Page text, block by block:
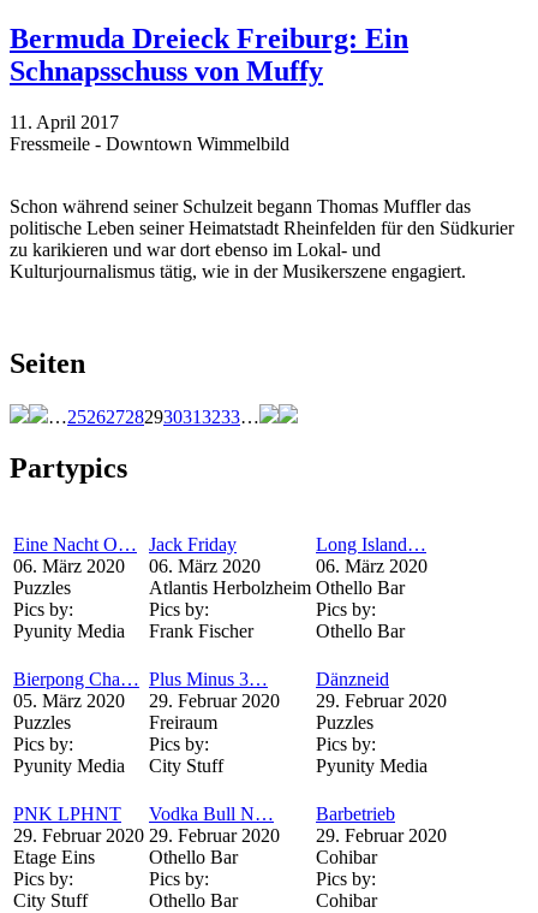
Bermuda Dreieck Freiburg: Ein
Schnapsschuss von Muffy
11. April 2017
Fressmeile - Downtown Wimmelbild
Schon während seiner Schulzeit begann Thomas Muffler das
politische Leben seiner Heimatstadt Rheinfelden für den Südkurier
zu karikieren und war dort ebenso im Lokal- und
Kulturjournalismus tätig, wie in der Musikerszene engagiert.
Seiten
…252627282930313233…
Partypics
Eine Nacht O…
06. März 2020
Puzzles
Pics by:
Pyunity Media
Jack Friday
06. März 2020
Atlantis Herbolzheim
Pics by:
Frank Fischer
Long Island…
06. März 2020
Othello Bar
Pics by:
Othello Bar
Bierpong Cha…
05. März 2020
Puzzles
Pics by:
Pyunity Media
Plus Minus 3…
29. Februar 2020
Freiraum
Pics by:
City Stuff
Dänzneid
29. Februar 2020
Puzzles
Pics by:
Pyunity Media
PNK LPHNT
29. Februar 2020
Etage Eins
Pics by:
City Stuff
Vodka Bull N…
29. Februar 2020
Othello Bar
Pics by:
Othello Bar
Barbetrieb
29. Februar 2020
Cohibar
Pics by:
Cohibar